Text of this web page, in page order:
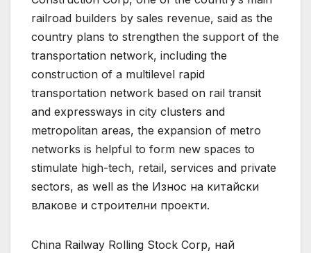
railroad builders by sales revenue, said as the
country plans to strengthen the support of the
transportation network, including the
construction of a multilevel rapid
transportation network based on rail transit
and expressways in city clusters and
metropolitan areas, the expansion of metro
networks is helpful to form new spaces to
stimulate high-tech, retail, services and private
sectors, as well as the Износ на китайски
влакове и строителни проекти.
China Railway Rolling Stock Corp, най